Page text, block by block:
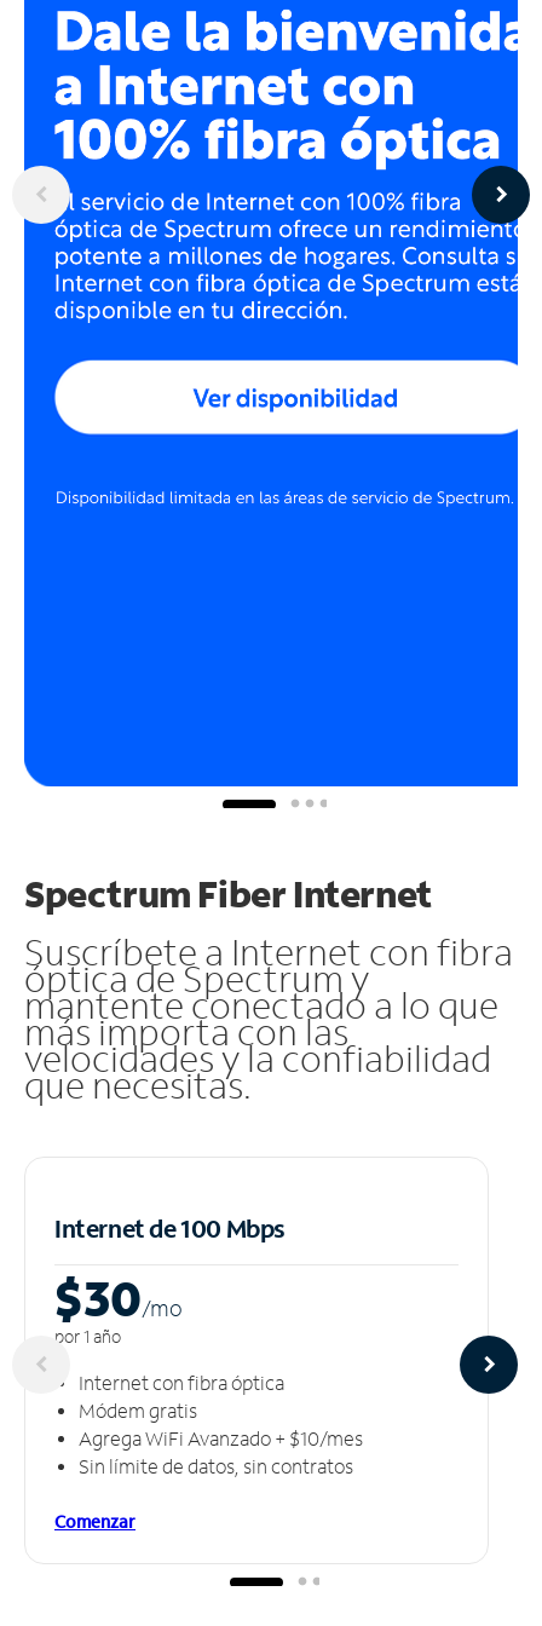
Spectrum Fiber Internet
Suscríbete a Internet con fibra
óptica de Spectrum y
mantente conectado a lo que
más importa con las
velocidades y la confiabilidad
que necesitas.
Internet de 100 Mbps
$30/mo
por 1 año
Internet con fibra óptica
Módem gratis
Agrega WiFi Avanzado + $10/mes
Sin límite de datos, sin contratos
Comenzar